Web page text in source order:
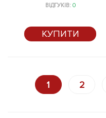
ВІДГУКІВ: 0
КУПИТИ
1 2